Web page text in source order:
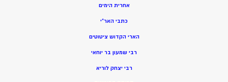
אחרית הימים
כתבי האר”י
הארי הקדוש ציטוטים
רבי שמעון בר יוחאי
רבי יצחק לוריא